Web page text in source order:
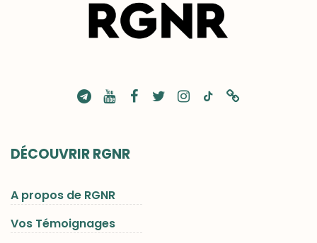
DÉCOUVRIR RGNR
A propos de RGNR
Vos Témoignages